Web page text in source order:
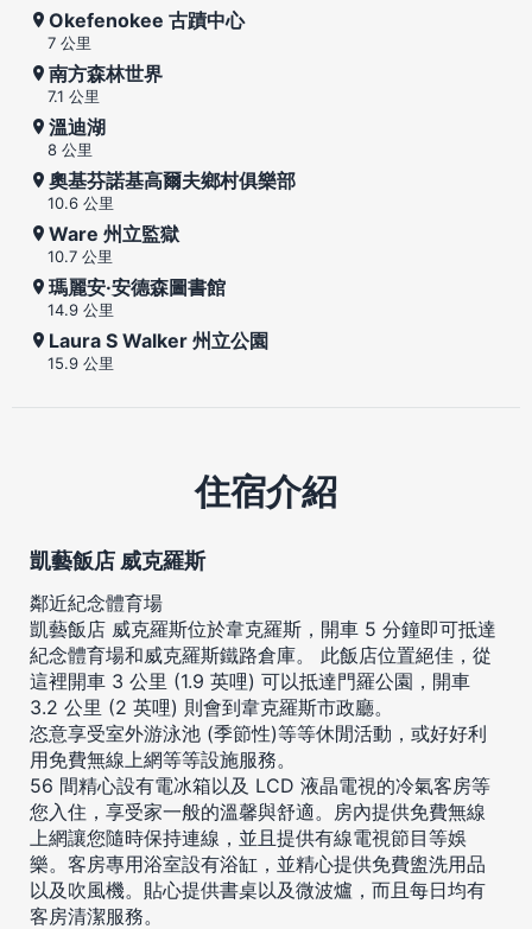
Okefenokee 古蹟中心
7 公里
南方森林世界
7.1 公里
溫迪湖
8 公里
奧基芬諾基高爾夫鄉村俱樂部
10.6 公里
Ware 州立監獄
10.7 公里
瑪麗安·安德森圖書館
14.9 公里
Laura S Walker 州立公園
15.9 公里
住宿介紹
凱藝飯店 威克羅斯
鄰近紀念體育場
凱藝飯店 威克羅斯位於韋克羅斯，開車 5 分鐘即可抵達
紀念體育場和威克羅斯鐵路倉庫。 此飯店位置絕佳，從
這裡開車 3 公里 (1.9 英哩) 可以抵達門羅公園，開車
3.2 公里 (2 英哩) 則會到韋克羅斯市政廳。
恣意享受室外游泳池 (季節性)等等休閒活動，或好好利
用免費無線上網等等設施服務。
56 間精心設有電冰箱以及 LCD 液晶電視的冷氣客房等
您入住，享受家一般的溫馨與舒適。房內提供免費無線
上網讓您隨時保持連線，並且提供有線電視節目等娛
樂。客房專用浴室設有浴缸，並精心提供免費盥洗用品
以及吹風機。貼心提供書桌以及微波爐，而且每日均有
客房清潔服務。